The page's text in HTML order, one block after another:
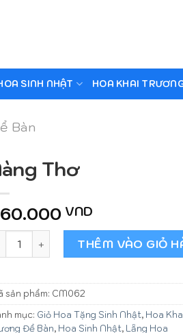
SINH NHẬT HOA KHAI
Bàn
Thơ
VND
Thơ số lượngTHÊM VÀO GIỎ
sản phẩm: CM062
mục: Giỏ Hoa Tặng Sinh Nhật, Hoa
Để Bàn, Hoa Sinh Nhật, Lẵng Hoa